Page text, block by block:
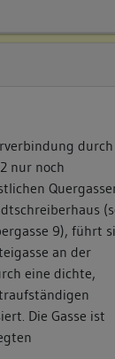
durch
nur noch
9), führt
an der
eine dichte,
Die Gasse ist